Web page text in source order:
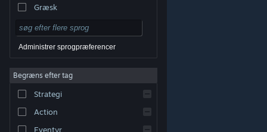
varemærker tilhører deres respektive indehavere i USA
Tilgængelighed
Refunderinger|
Græsk
Administrer sprogpræferencer
Begræns efter tag
Strategi
Action
Eventyr